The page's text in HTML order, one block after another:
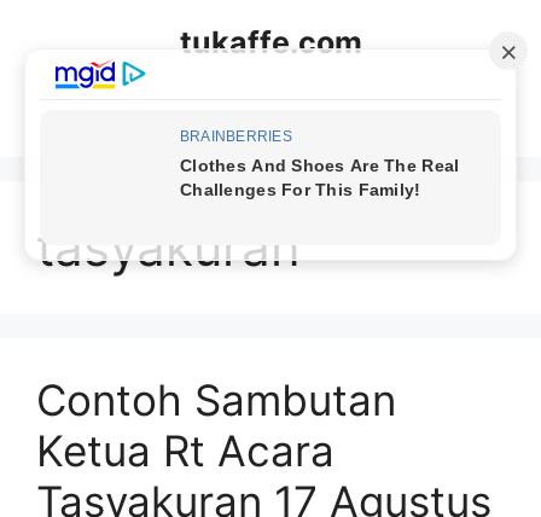
tukaffe.com
tasyakuran
Contoh Sambutan
Ketua Rt Acara
Tasyakuran 17 Agustus